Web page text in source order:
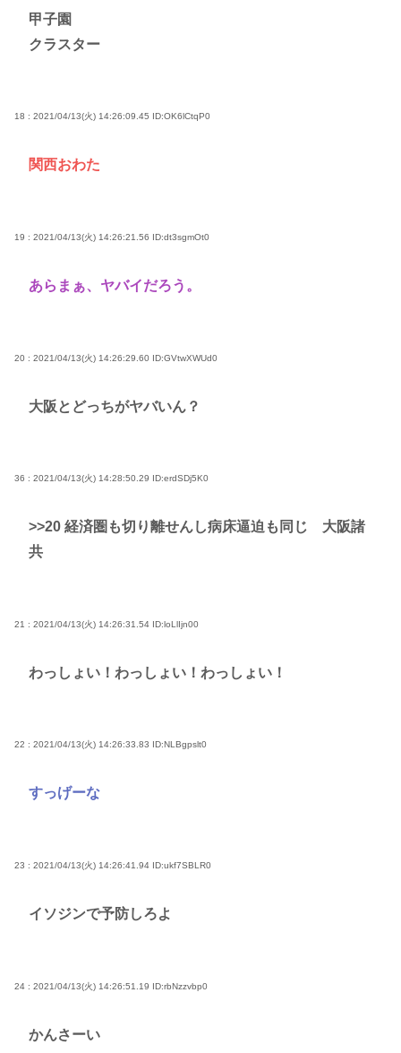
甲子園
クラスター
18 : 2021/04/13(火) 14:26:09.45 ID:OK6lCtqP0
関西おわた
19 : 2021/04/13(火) 14:26:21.56 ID:dt3sgmOt0
あらまぁ、ヤバイだろう。
20 : 2021/04/13(火) 14:26:29.60 ID:GVtwXWUd0
大阪とどっちがヤバいん？
36 : 2021/04/13(火) 14:28:50.29 ID:erdSDj5K0
>>20 経済圏も切り離せんし病床逼迫も同じ 大阪諸
共
21 : 2021/04/13(火) 14:26:31.54 ID:loLlIjn00
わっしょい！わっしょい！わっしょい！
22 : 2021/04/13(火) 14:26:33.83 ID:NLBgpslt0
すっげーな
23 : 2021/04/13(火) 14:26:41.94 ID:ukf7SBLR0
イソジンで予防しろよ
24 : 2021/04/13(火) 14:26:51.19 ID:rbNzzvbp0
かんさーい